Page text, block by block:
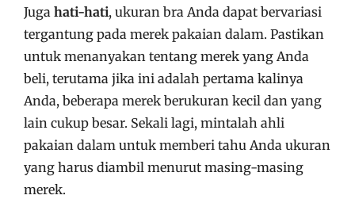
Juga hati-hati, ukuran bra Anda dapat bervariasi
tergantung pada merek pakaian dalam. Pastikan
untuk menanyakan tentang merek yang Anda
beli, terutama jika ini adalah pertama kalinya
Anda, beberapa merek berukuran kecil dan yang
lain cukup besar. Sekali lagi, mintalah ahli
pakaian dalam untuk memberi tahu Anda ukuran
yang harus diambil menurut masing-masing
merek.